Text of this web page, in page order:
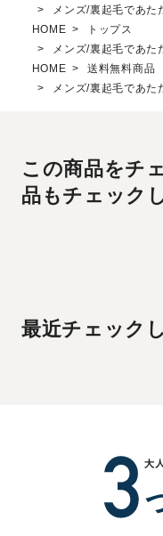
メンズ/裏起毛であ
HOME
トップス
メンズ/裏起毛であ
HOME
送料無料商品
メンズ/裏起毛であ
この商品をチ
品もチェック
最近チェック